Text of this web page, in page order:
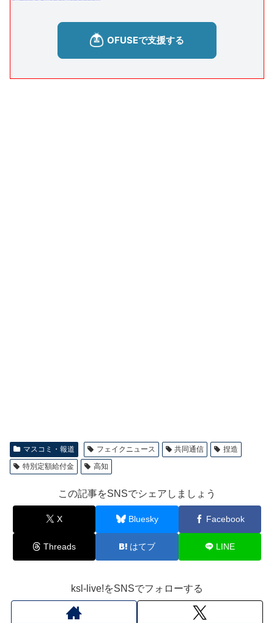
マスコミ・報道 フェイクニュース 共同通信
捏造
特別定額給付金
高知
この記事をSNSでシェアしましょう
X Bluesky Facebook
Threads はてブ LINE
ksl-live!をSNSでフォローする